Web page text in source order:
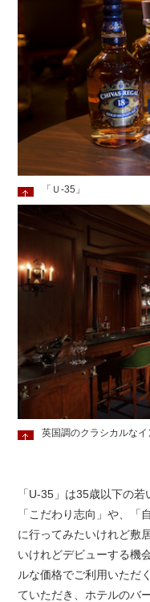
「Ｕ-35」
英国調のクラシカルな
「U-35」は35歳以下の
「こだわり志向」や、「
に行ってみたいけれど敷
いけれどデビューする機
ルな価格でご利用いただ
ていただき、ホテルのバ